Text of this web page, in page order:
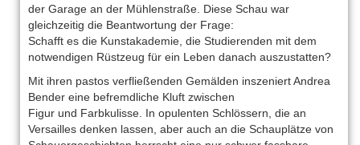
der Garage an der Mühlenstraße. Diese Schau war
gleichzeitig die Beantwortung der Frage:
Schafft es die Kunstakademie, die Studierenden mit dem
notwendigen Rüstzeug für ein Leben danach auszustatten?
Mit ihren pastos verfließenden Gemälden inszeniert Andrea
Bender eine befremdliche Kluft zwischen
Figur und Farbkulisse. In opulenten Schlössern, die an
Versailles denken lassen, aber auch an die Schauplätze von